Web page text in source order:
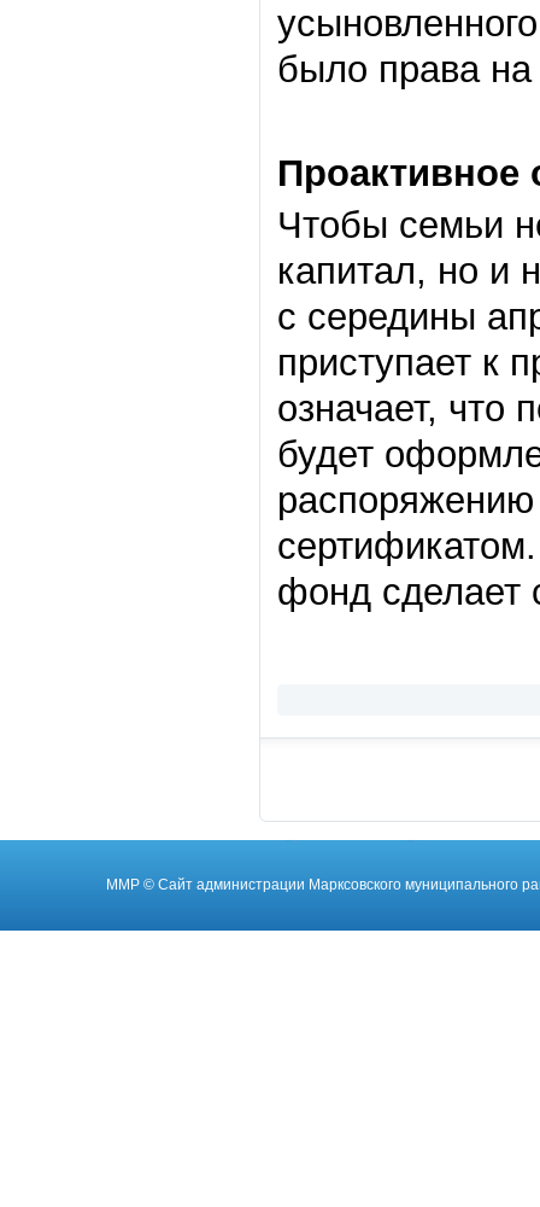
было права на
Проактивное
Чтобы семьи
капитал, но и
с середины
приступает к
означает, что
будет
фонд сделает
ММР © Cайт администрации Марксовского муниципального